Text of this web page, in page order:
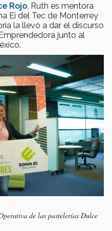
Rojo , Ruth es mentora
Ei del Tec de Monterrey
la llevó a dar el discurso
junto al
de las pastelerías Dulce